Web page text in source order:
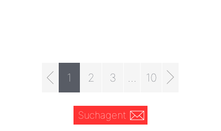
1 2 3 10
Suchagent